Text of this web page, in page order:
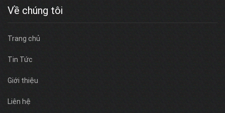
Về chúng tôi
Trang chủ
Tin Tức
Giới thiệu
Liên hệ